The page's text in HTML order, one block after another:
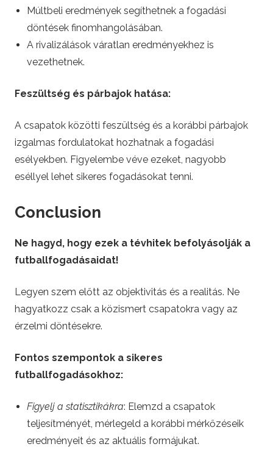
Múltbeli eredmények segíthetnek a fogadási
döntések finomhangolásában.
A rivalizálások váratlan eredményekhez is
vezethetnek.
Feszültség és párbajok hatása:
A csapatok közötti feszültség és a korábbi párbajok
izgalmas fordulatokat hozhatnak a fogadási
esélyekben. Figyelembe véve ezeket, nagyobb
eséllyel lehet sikeres fogadásokat tenni.
Conclusion
Ne hagyd, hogy ezek a tévhitek befolyásolják a
futballfogadásaidat!
Legyen szem előtt az objektivitás és a realitás. Ne
hagyatkozz csak a közismert csapatokra vagy az
érzelmi döntésekre.
Fontos szempontok a sikeres
futballfogadásokhoz:
Figyelj a statisztikákra: Elemzd a csapatok
teljesítményét, mérlegeld a korábbi mérkőzéseik
eredményeit és az aktuális formájukat.